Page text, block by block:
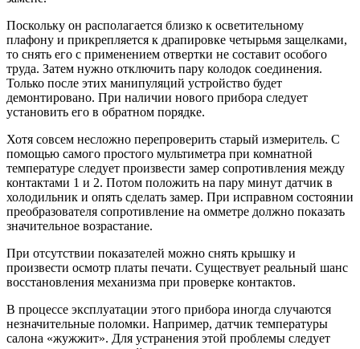
Поскольку он располагается близко к осветительному
плафону и прикрепляется к драпировке четырьмя защелками,
то снять его с применением отвертки не составит особого
труда. Затем нужно отключить пару колодок соединения.
Только после этих манипуляций устройство будет
демонтировано. При наличии нового прибора следует
установить его в обратном порядке.
Хотя совсем несложно перепроверить старый измеритель. С
помощью самого простого мультиметра при комнатной
температуре следует произвести замер сопротивления между
контактами 1 и 2. Потом положить на пару минут датчик в
холодильник и опять сделать замер. При исправном состоянии
преобразователя сопротивление на омметре должно показать
значительное возрастание.
При отсутствии показателей можно снять крышку и
произвести осмотр платы печати. Существует реальный шанс
восстановления механизма при проверке контактов.
В процессе эксплуатации этого прибора иногда случаются
незначительные поломки. Например, датчик температуры
салона «жужжит». Для устранения этой проблемы следует